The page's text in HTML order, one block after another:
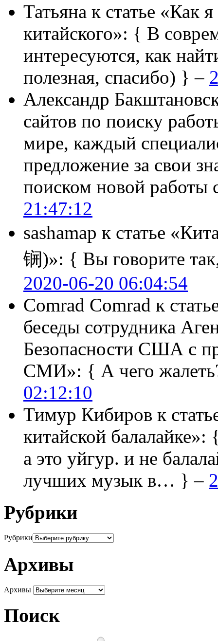
Татьяна к статье «Как
китайского»: { В
интересуются, как
полезная, спасибо) } –
Александр
сайтов по поиску
мире, каждый
предложение за свои
поиском новой
21:47:12
sashamap к статье
锎)»: { Вы говорите
2020-06-20 06:04:54
Comrad Comrad к
беседы сотрудника
Безопасности США с
СМИ»: { А чего
02:12:10
Тимур Кибиров к
китайской балалайке»:
а это уйгур. и не
лучших музык в… } –
Рубрики
Рубрики
Архивы
Архивы
Поиск